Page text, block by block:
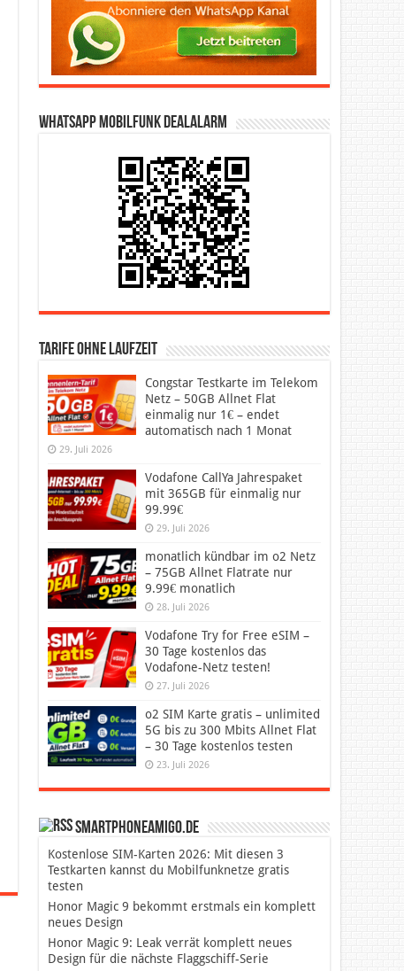
WhatsApp Mobilfunk DealAlarm
Tarife ohne Laufzeit
Congstar Testkarte im Telekom
Netz – 50GB Allnet Flat
einmalig nur 1€ – endet
automatisch nach 1 Monat
29. Juli 2026
Vodafone CallYa Jahrespaket
mit 365GB für einmalig nur
99.99€
29. Juli 2026
monatlich kündbar im o2 Netz
– 75GB Allnet Flatrate nur
9.99€ monatlich
28. Juli 2026
Vodafone Try for Free eSIM –
30 Tage kostenlos das
Vodafone-Netz testen!
27. Juli 2026
o2 SIM Karte gratis – unlimited
5G bis zu 300 Mbits Allnet Flat
– 30 Tage kostenlos testen
23. Juli 2026
SmartphoneAmigo.de
Kostenlose SIM-Karten 2026: Mit diesen 3
Testkarten kannst du Mobilfunknetze gratis
testen
Honor Magic 9 bekommt erstmals ein komplett
neues Design
Honor Magic 9: Leak verrät komplett neues
Design für die nächste Flaggschiff-Serie